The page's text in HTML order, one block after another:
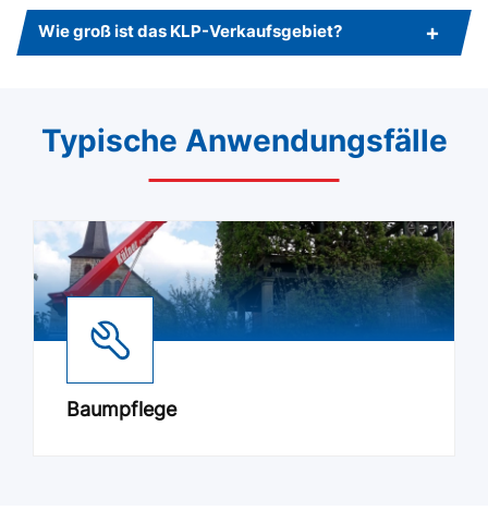
Wie groß ist das KLP-Verkaufsgebiet?
Typische Anwendungsfälle
Baumpflege